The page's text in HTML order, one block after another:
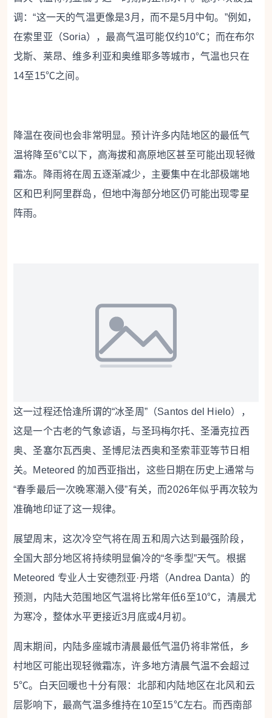
调：“这一天的气温更像是3月，而不是5月中旬。”例如，
在索里亚（Soria），最高气温可能仅约10℃；而在布尔
戈斯、莱昂、维多利亚和奥维耶多等城市，气温也只在
14至15℃之间。
降温在夜间也会非常明显。预计许多内陆地区的最低气
温将降至6℃以下，高海拔和高原地区甚至可能出现轻微
霜冻。降雨将在周五逐渐减少，主要集中在北部极端地
区和巴利阿里群岛，但地中海部分地区仍可能出现零星
阵雨。
这一过程还恰逢所谓的“冰圣周”（Santos del Hielo），
这是一个古老的气象谚语，与圣玛梅尔托、圣潘克拉西
奥、圣塞尔瓦西奥、圣博尼法西奥和圣索菲亚等节日相
关。Meteored 的加西亚指出，这些日期在历史上通常与
“春季最后一次晚寒潮入侵”有关，而2026年似乎再次较为
准确地印证了这一规律。
展望周末，这次冷空气将在周五和周六达到最强阶段，
全国大部分地区将持续明显偏冷的“冬季型”天气。根据
Meteored 专业人士安德烈亚·丹塔（Andrea Danta）的
预测，内陆大范围地区气温将比常年低6至10℃，清晨尤
为寒冷，整体水平更接近3月底或4月初。
周末期间，内陆多座城市清晨最低气温仍将非常低，乡
村地区可能出现轻微霜冻，许多地方清晨气温不会超过
5℃。白天回暖也十分有限：北部和内陆地区在北风和云
层影响下，最高气温多维持在10至15℃左右。而西南部